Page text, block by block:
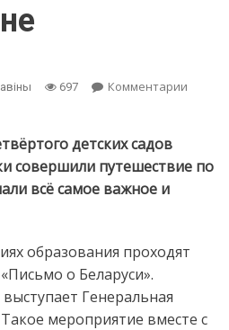
697 Комментарииon
с
своей
детских садов
совершили путешествие по
всё самое важное и
образования проходят
о Беларуси».
Генеральная
мероприятие вместе с